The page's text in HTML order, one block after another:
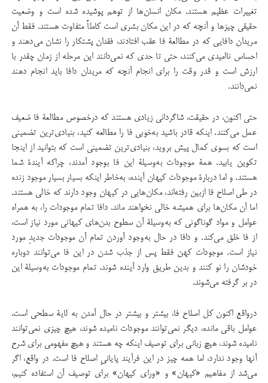
تغییرات عظیم هستند. مکان انسان‌ها از توهم پوشیده شده است و وضعیت
حقیقی چیزها و آنچه كه در این مكان بشری است كاملاً متفاوت هستند. فقط آن
مریدان دافایی كه در مطالعۀ فا عقب افتادند، فقدان پشتكار را نشان می‌دهند و
احساس ناامیدی می‌كنند، حتی تا حدی که نمی‌دانند این مرحله از زمان چقدر با
ارزش است و قدر وقت را برای انجام آنچه كه مریدان دافا باید انجام دهند
نمی‌دانند.
حتی اكنون، در حقیقت، شاگردانی زیادی هستند كه درخصوص مطالعۀ فا ضعیف
عمل می‌کنند. اینکه قادر باشید به‌خوبی فا را مطالعه کنید، بنیادی‌ترین تضمینی
است كه بسوی کمال پیش بروید، بنیادی‌ترین تضمینی است که بتوانید از اینجا
تکوین یابید. همۀ موجودات به‌وسیلۀ این فا بوجود آمدند، چراکه آیندۀ شما
هستند. و اما دربارۀ موجودات كیهان آینده، به‌خاطر اینكه بسیار بسیار موجود زنده
در طی اصلاح فا ازبین رفته‌اند، مکان‌هایی در كیهان وجود دارند كه خالی هستند.
اما آن مکان‌ها برای همیشه خالی نخواهند ماند. دافا تمام موجودات را، به همراه
عوامل و مواد گوناگونی که به‌وسیلۀ آن سطوح بدن‌های کیهانی مورد نیاز است،
از فا خلق می‌كند. و دافا در حال به‌وجود آوردن تمام آن موجودات جدید‌ِ مورد
نیاز است. موجودات کهن فقط پس از جذب شدن در این فا می‌توانند دوباره
خودشان را نو کنند و بدین طریق وارد آینده شوند. تمام موجودات به‌وسیلۀ این
در بر گرفته می‌شوند.
درواقع اكنون کل اصلاح فا، بیشتر و بیشتر در حال آمدن به لایۀ سطحی است.
عوامل باقی مانده، دیگر نمی‌توانند موجودات نامیده شوند، هیچ چیزی نمی‌توانند
نامیده شوند، هیچ زبانی برای توصیف اینكه چه هستند و هیچ مفهومی برای شرح
آنها وجود ندارد، اما همه چیز در این فرآیند پایانیِ اصلاح فا است. در واقع، اگر
می‌شد از مفاهیم «كیهان» و «ورای كیهان» برای توصیف آن استفاده كنیم،